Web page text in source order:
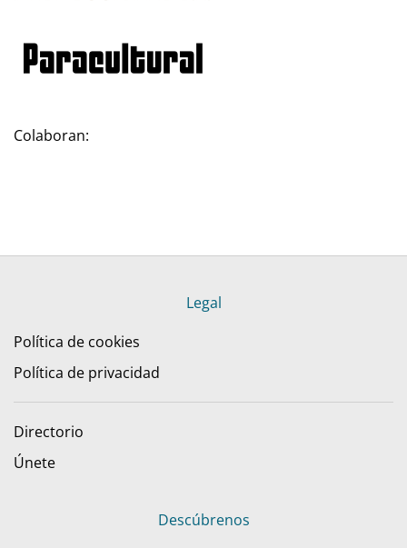
Colaboran:
Legal
Política de cookies
Política de privacidad
Directorio
Únete
Descúbrenos